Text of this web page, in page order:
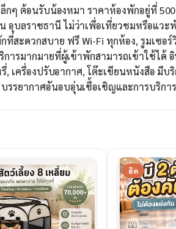
กๆ ต้อนรับน้องหมา ราคาห้องพักอยู่ที่
บลราชธานี ไม่ว่าเพื่อเที่ยวชมหรือแวะ
สะดวกสบาย ฟรี Wi-Fi ทุกห้อง, รูมเซอร์
ารมากมายที่ผู้เข้าพักสามารถเข้าใช้ได้ อิ
เครื่องปรับอากาศ, โต๊ะเขียนหนังสือ มีบ
รยากาศอันอบอุ่นเชื้อเชิญและการบริกา
ฮิต